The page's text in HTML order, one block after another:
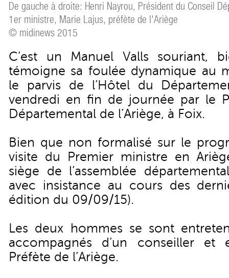
De gauche à droite: Henri Nayrou, Président du Conseil
1er ministre, Marie Lajus, préfète de l'Ariège
© midinews 2015
C’est un Manuel Valls souriant,
témoigne sa foulée dynamique au
le parvis de l’Hôtel du
vendredi en fin de journée par le
Départemental de l’Ariège, à Foix.
Bien que non formalisé sur le
visite du Premier ministre en
siège de l’assemblée
avec insistance au cours des
édition du 09/09/15).
Les deux hommes se sont
accompagnés d’un conseiller
Préfète de l’Ariège.